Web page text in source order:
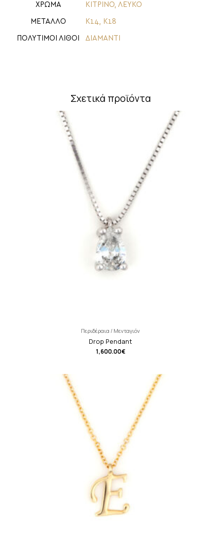
ΧΡΩΜΑ ΚΙΤΡΙΝΟ, ΛΕΥΚΟ
ΜΕΤΑΛΛΟ Κ14 Κ18
ΠΟΛΥΤΙΜΟΙ ΛΙΘΟΙ ΔΙΑΜΑΝΤΙ
Σχετικά προϊόντα
Περιδέραια / Μενταγιόν
Drop Pendant
1,600.00€